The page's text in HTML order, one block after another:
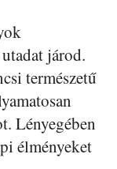
járod.
természetű
Lényegében
élményeket